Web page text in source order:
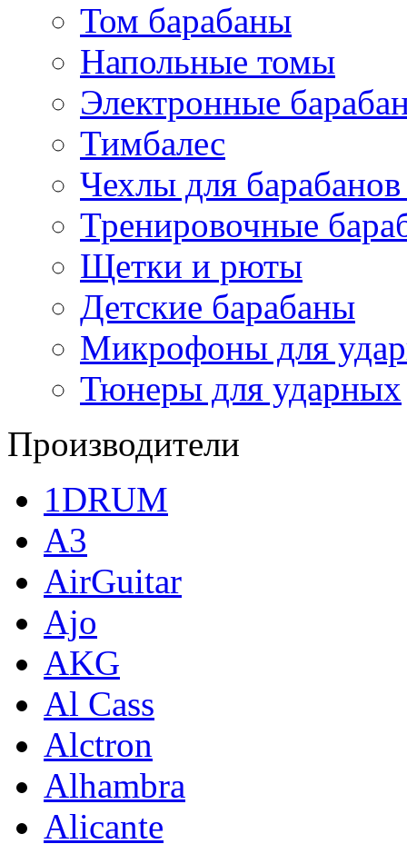
Том барабаны
Напольные томы
Электронные
Тимбалес
Чехлы для
Тренировочные
Щетки и рюты
Детские барабаны
Микрофоны для
Тюнеры для ударных
Производители
1DRUM
A3
AirGuitar
Ajo
AKG
Al Cass
Alctron
Alhambra
Alicante